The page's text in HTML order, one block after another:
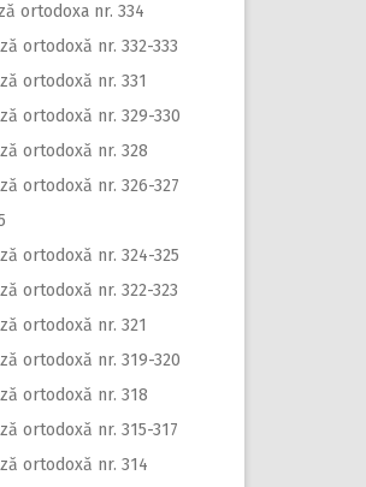
ortodoxa nr. 334
ortodoxă nr. 332-333
ortodoxă nr. 331
ortodoxă nr. 329-330
ortodoxă nr. 328
ortodoxă nr. 326-327
ortodoxă nr. 324-325
ortodoxă nr. 322-323
ortodoxă nr. 321
ortodoxă nr. 319-320
ortodoxă nr. 318
ortodoxă nr. 315-317
ortodoxă nr. 314